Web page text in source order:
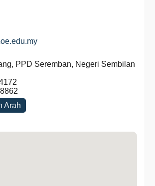
PPD Seremban, Negeri Sembilan
Arah